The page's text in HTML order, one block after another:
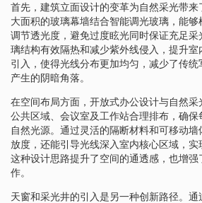
首先，建筑立面设计的变革为自然采光带来
大面积的玻璃幕墙结合智能调光玻璃，能
调节透光度，避免过度眩光同时保证充足
璃结构有效隔热和减少紫外线侵入，提升
引入，使得光线分布更加均匀，减少了传
产生的阴暗角落。
在空间布局方面，开放式办公设计与自然
公共区域、会议室及工作站合理排布，确
自然光源。通过灵活的隔断材料和可移动
放度，还能引导光线深入室内核心区域，实
这种设计思路提升了空间的通透感，也增
作。
天窗和采光井的引入是另一种创新路径。